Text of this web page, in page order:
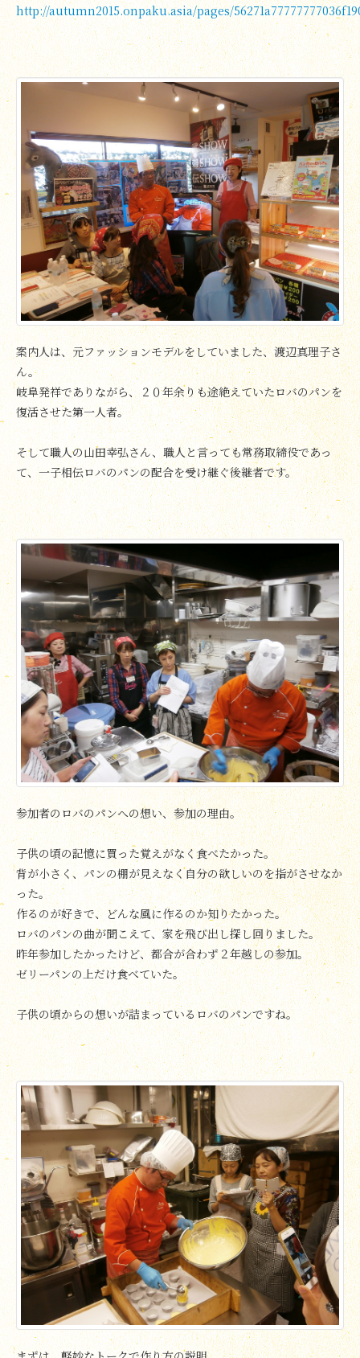
http://autumn2015.onpaku.asia/pages/
案内人は、元ファッションモデルをしていました、渡辺真理子さ
ん。
岐阜発祥でありながら、２０年余りも途絶えていたロバのパンを
復活させた第一人者。
そして職人の山田幸弘さん、職人と言っても常務取締役であっ
て、一子相伝ロバのパンの配合を受け継ぐ後継者です。
参加者のロバのパンへの想い、参加の理由。
子供の頃の記憶に買った覚えがなく食べたかった。
背が小さく、パンの棚が見えなく自分の欲しいのを指がさせなか
った。
作るのが好きで、どんな風に作るのか知りたかった。
ロバのパンの曲が聞こえて、家を飛び出し探し回りました。
昨年参加したかったけど、都合が合わず２年越しの参加。
ゼリーパンの上だけ食べていた。
子供の頃からの想いが詰まっているロバのパンですね。